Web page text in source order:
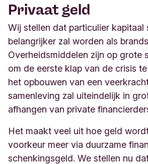
Privaat geld
Wij stellen dat particulier kapitaal
belangrijker zal worden als
Overheidsmiddelen zijn op grote
om de eerste klap van de crisis
het opbouwen van een
samenleving zal uiteindelijk in
afhangen van private
Het maakt veel uit hoe geld
voorkeur meer via duurzame
schenkingsgeld. We stellen nu